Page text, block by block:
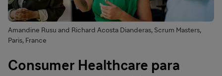
Amandine Rusu and Richard Acosta Dianderas, Scrum Masters,
Paris, France
Consumer Healthcare para